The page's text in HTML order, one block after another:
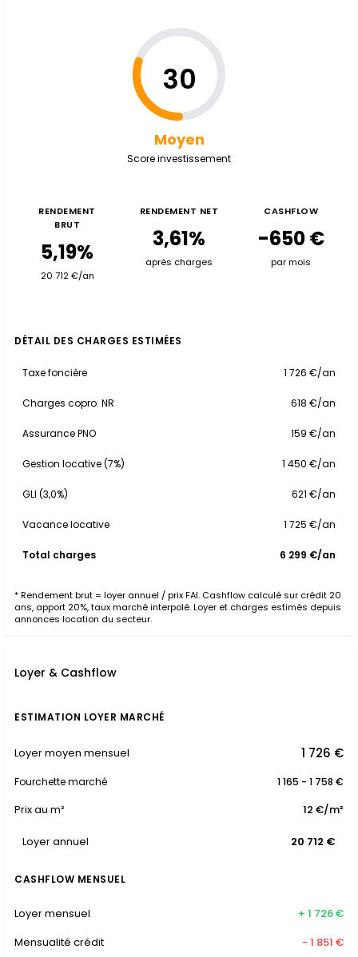
30
Moyen
Score investissement
RENDEMENT
BRUT
5,19%
20 712 €/an
RENDEMENT NET
3,61%
après charges
CASHFLOW
-650 €
par mois
DÉTAIL DES CHARGES ESTIMÉES
Taxe foncière 1 726 €/an
Charges copro. NR 618 €/an
Assurance PNO 159 €/an
Gestion locative (7%) 1 450 €/an
GLI (3,0%) 621 €/an
Vacance locative 1 725 €/an
Total charges 6 299 €/an
* Rendement brut = loyer annuel / prix FAI. Cashflow calculé sur crédit 20
ans, apport 20%, taux marché interpolé. Loyer et charges estimés depuis
annonces location du secteur.
Loyer & Cashflow
ESTIMATION LOYER MARCHÉ
Loyer moyen mensuel 1 726 €
Fourchette marché 1 165 - 1 758 €
Prix au m² 12 €/m²
Loyer annuel 20 712 €
CASHFLOW MENSUEL
Loyer mensuel
+ 1 726 €
Mensualité crédit
- 1 851 €